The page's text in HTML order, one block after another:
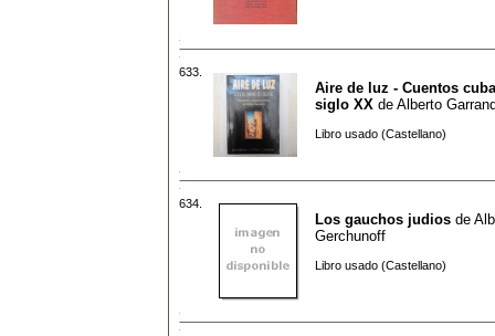
633.
Aire de luz - Cuentos
siglo XX de Alberto
Libro usado (Castellano)
634.
Los gauchos judios de
Gerchunoff
Libro usado (Castellano)